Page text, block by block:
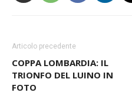
Articolo precedente
COPPA LOMBARDIA: IL
TRIONFO DEL LUINO IN
FOTO